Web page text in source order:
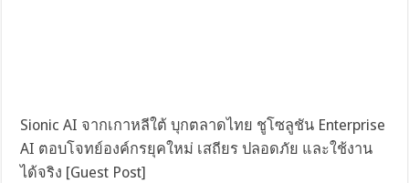
Sionic AI จากเกาหลีใต้ บุกตลาดไทย ชูโซลูชัน Enterprise
AI ตอบโจทย์องค์กรยุคใหม่ เสถียร ปลอดภัย และใช้งาน
ได้จริง [Guest Post]